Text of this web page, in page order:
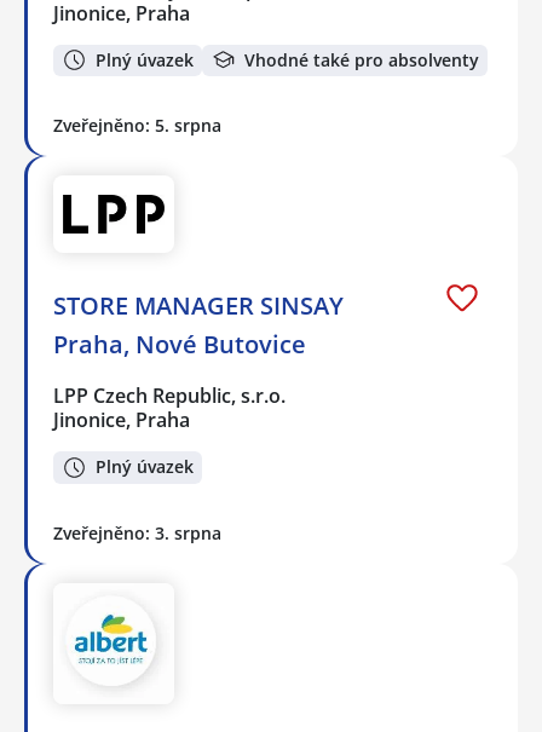
Jinonice, Praha
Plný úvazek Vhodné také pro absolventy
Zveřejněno: 5. srpna
STORE MANAGER SINSAY
Praha, Nové Butovice
LPP Czech Republic, s.r.o.
Jinonice, Praha
Plný úvazek
Zveřejněno: 3. srpna